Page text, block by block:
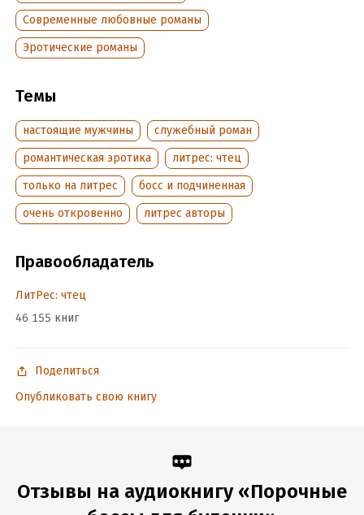
Год издания:2025
Дата поступления:24 июня 2025
Современные любовные романы
Эротические романы
Темы
настоящие мужчины
служебный роман
романтическая эротика
литрес: чтец
только на литрес
босс и подчиненная
очень откровенно
литрес авторы
Правообладатель
ЛитРес: чтец
46 155 книг
Поделиться
Опубликовать свою книгу
Отзывы на аудиокнигу «Порочные